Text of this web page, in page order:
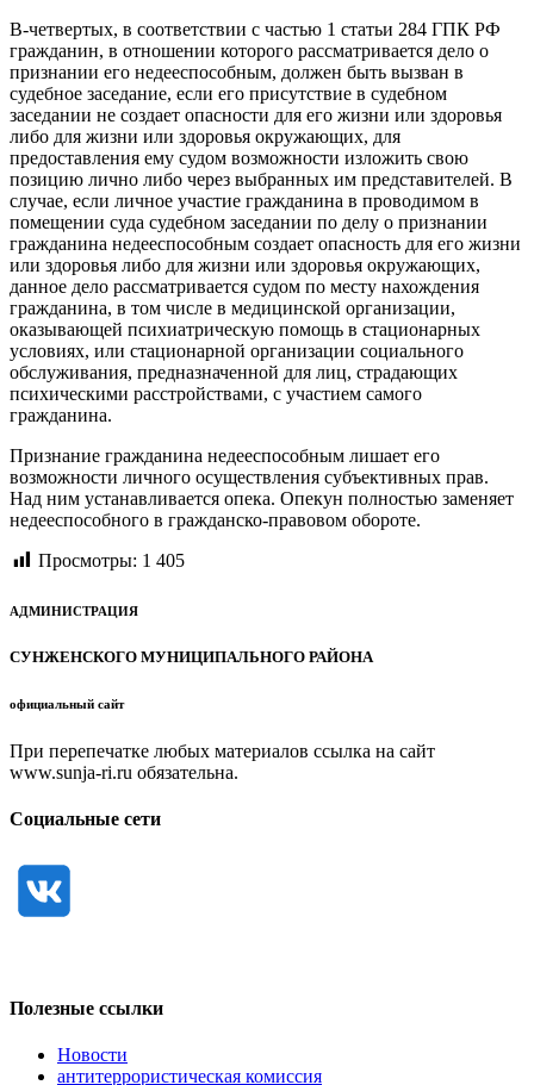
В-четвертых, в соответствии с частью 1 статьи 284 ГПК РФ
гражданин, в отношении которого рассматривается дело о
признании его недееспособным, должен быть вызван в
судебное заседание, если его присутствие в судебном
заседании не создает опасности для его жизни или здоровья
либо для жизни или здоровья окружающих, для
предоставления ему судом возможности изложить свою
позицию лично либо через выбранных им представителей. В
случае, если личное участие гражданина в проводимом в
помещении суда судебном заседании по делу о признании
гражданина недееспособным создает опасность для его жизни
или здоровья либо для жизни или здоровья окружающих,
данное дело рассматривается судом по месту нахождения
гражданина, в том числе в медицинской организации,
оказывающей психиатрическую помощь в стационарных
условиях, или стационарной организации социального
обслуживания, предназначенной для лиц, страдающих
психическими расстройствами, с участием самого
гражданина.
Признание гражданина недееспособным лишает его
возможности личного осуществления субъективных прав.
Над ним устанавливается опека. Опекун полностью заменяет
недееспособного в гражданско-правовом обороте.
Просмотры: 1 405
АДМИНИСТРАЦИЯ
СУНЖЕНСКОГО МУНИЦИПАЛЬНОГО РАЙОНА
официальный сайт
При перепечатке любых материалов ссылка на сайт
www.sunja-ri.ru обязательна.
Социальные сети
Полезные ссылки
Новости
антитеррористическая комиссия